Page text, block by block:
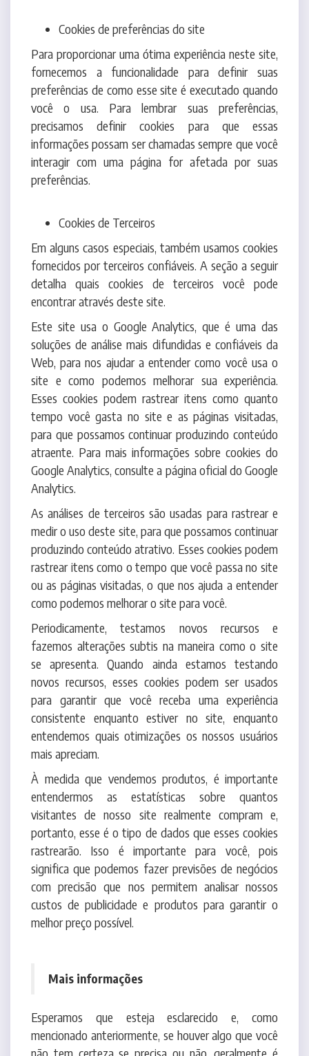
fornecemos a funcionalidade para definir suas
preferências de como esse site é executado quando
você o usa. Para lembrar suas preferências,
precisamos definir cookies para que essas
informações possam ser chamadas sempre que você
interagir com uma página for afetada por suas
preferências.
Cookies de Terceiros
fornecidos por terceiros confiáveis. A seção a seguir
detalha quais cookies de terceiros você pode
encontrar através deste site.
Este site usa o Google Analytics, que é uma das
soluções de análise mais difundidas e confiáveis da
Web, para nos ajudar a entender como você usa o
site e como podemos melhorar sua experiência.
Esses cookies podem rastrear itens como quanto
tempo você gasta no site e as páginas visitadas,
para que possamos continuar produzindo conteúdo
atraente. Para mais informações sobre cookies do
Google Analytics, consulte a página oficial do Google
Analytics.
As análises de terceiros são usadas para rastrear e
medir o uso deste site, para que possamos continuar
produzindo conteúdo atrativo. Esses cookies podem
rastrear itens como o tempo que você passa no site
ou as páginas visitadas, o que nos ajuda a entender
como podemos melhorar o site para você.
Periodicamente, testamos novos recursos e
fazemos alterações subtis na maneira como o site
se apresenta. Quando ainda estamos testando
novos recursos, esses cookies podem ser usados
para garantir que você receba uma experiência
consistente enquanto estiver no site, enquanto
entendemos quais otimizações os nossos usuários
mais apreciam.
À medida que vendemos produtos, é importante
entendermos as estatísticas sobre quantos
visitantes de nosso site realmente compram e,
portanto, esse é o tipo de dados que esses cookies
rastrearão. Isso é importante para você, pois
significa que podemos fazer previsões de negócios
com precisão que nos permitem analisar nossos
custos de publicidade e produtos para garantir o
melhor preço possível.
Esperamos que esteja esclarecido e, como
não tem certeza se precisa ou não, geralmente é
mais seguro deixar os cookies ativados, caso interaja
com um dos recursos que você usa em nosso site.